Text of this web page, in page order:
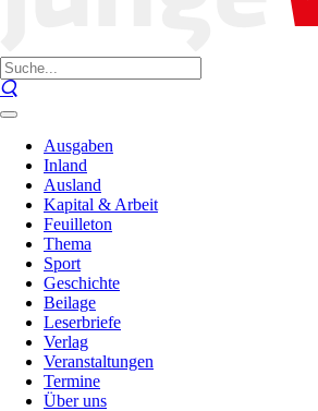
Ausgaben
Inland
Ausland
Kapital & Arbeit
Feuilleton
Thema
Sport
Geschichte
Beilage
Leserbriefe
Verlag
Veranstaltungen
Termine
Über uns